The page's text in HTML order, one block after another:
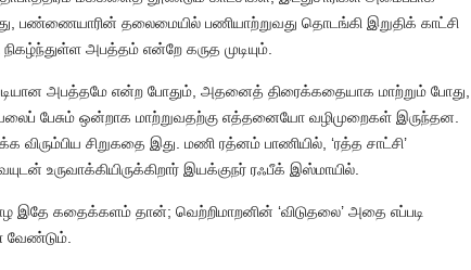
பண்ணையாரின் தலைமையில் பணியாற்றுவது தொடங்கி இறுதிக் காட்சி
அபத்தம் என்றே கருத முடியும்.
அபத்தமே என்ற போதும், அதனைத் திரைக்கதையாக மாற்றும் போது,
பேசும் ஒன்றாக மாற்றுவதற்கு எத்தனையோ வழிமுறைகள் இருந்தன.
சிறுகதை இது. மணி ரத்னம் பாணியில், ‘ரத்த சாட்சி’
உருவாக்கியிருக்கிறார் இயக்குநர் ரஃபீக் இஸ்மாயில்.
கதைக்களம் தான்; வெற்றிமாறனின் ‘விடுதலை’ அதை எப்படி
வேண்டும்.